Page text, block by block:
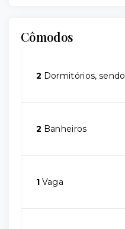
Cômodos
2 Dormitórios, sendo
2 Banheiros
1 Vaga